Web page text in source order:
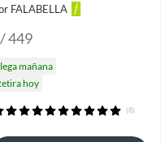
FALABELLA
449
mañana
hoy
(8)